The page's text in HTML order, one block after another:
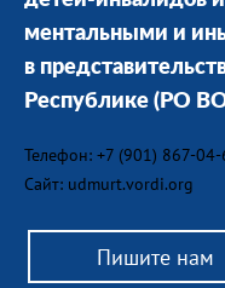
ментальными и
в
Республике (РО
Телефон: +7 (901) 867-04-
Сайт: udmurt.vordi.org
Пишите нам